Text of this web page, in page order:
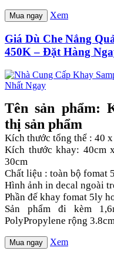
Mua ngay Xem
Giá Dù Che Nắng
450K – Đặt Hàng
Tên sản phẩm:
thị sản phẩm
Kích thước tổng thể : 40
Kích thước khay: 40cm
30cm
Chất liệu : toàn bộ fomat
Hình ảnh in decal ngoài
Phần đế khay fomat 5ly
Sản phẩm đi kèm
PolyPropylene rộng
Mua ngay Xem